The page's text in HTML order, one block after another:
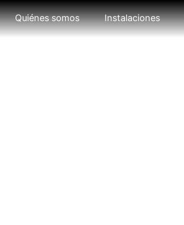
Quiénes somos Instalaciones